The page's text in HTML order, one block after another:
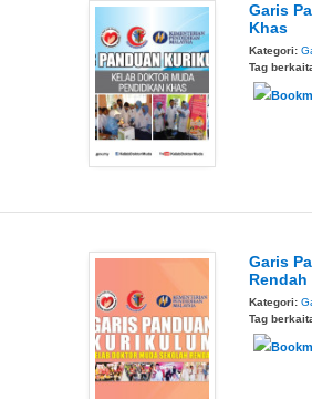
Garis
Khas
Kategori:
Tag
Garis
Rendah
Kategori:
Tag